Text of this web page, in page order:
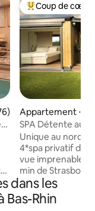
moyenne sur la
Coups de cœur
Coup de cœur
Appartement ⋅
SPA Détente au
spa privé
Unique au nord
4*spa privatif de
vue imprenable
min de
min de Haguenau
minutes du golf
Suite de rêve
dans les
Bas-Rhin